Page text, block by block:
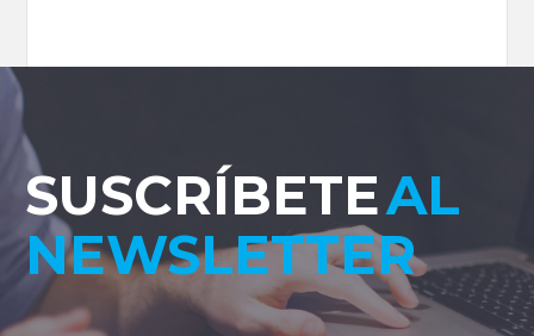
SUSCRÍBETEAL
NEWSLETTER